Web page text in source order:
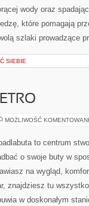
wody oraz
które pomagają
szlaki prowadzące
SIEBIE
MOŻLIWOŚĆ
to centrum
o swoje buty w
na wygląd,
znajdziesz tu
w doskonałym